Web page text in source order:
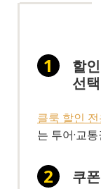
할
선택
클룩 할인
는 투어·교
쿠